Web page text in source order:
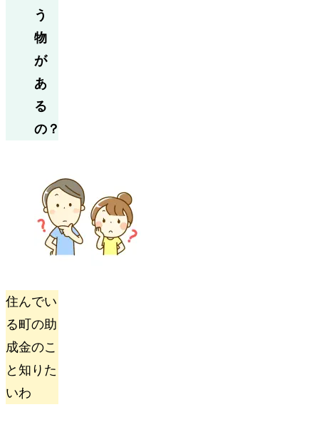
う
物
が
あ
る
の？
住んでい
る町の助
成金のこ
と知りた
いわ